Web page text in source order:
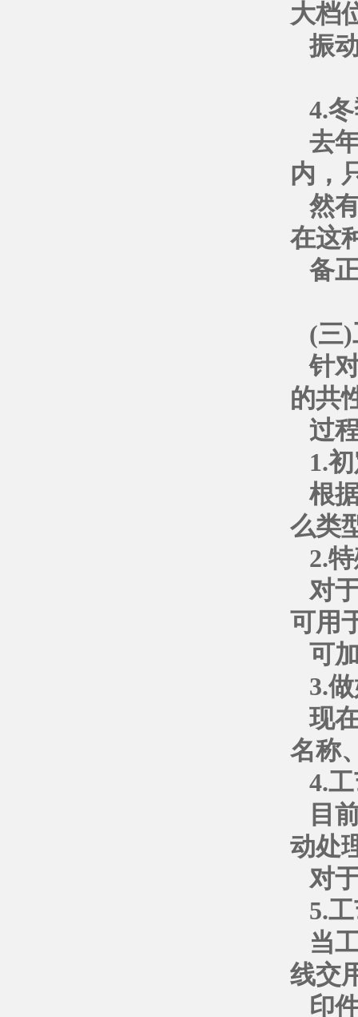
大档
振
4.
去
内，
然
在这
备
(三
针
的共
过
1.
根
么类
2.
对
可用
可
3.
现
名称
4.
目
动处
对
5.
当
线交
印